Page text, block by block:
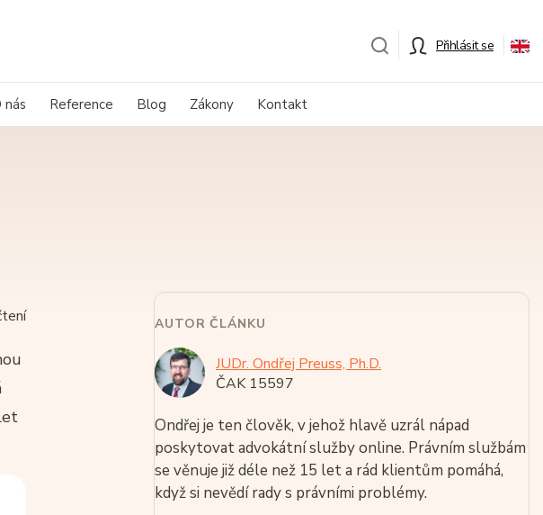
Přihlásit se
nás Reference Blog Zákony Kontakt
AUTOR ČLÁNKU
JUDr. Ondřej Preuss, Ph.D.
ČAK 15597
Ondřej je ten člověk, v jehož hlavě uzrál nápad
poskytovat advokátní služby online. Právním službám
se věnuje již déle než 15 let a rád klientům pomáhá,
když si nevědí rady s právními problémy.